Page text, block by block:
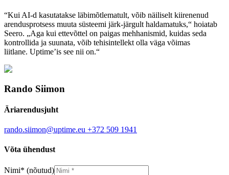
“Kui AI-d kasutatakse läbimõtlematult, võib näiliselt kiirenenud
arendusprotsess muuta süsteemi järk-järgult haldamatuks,“ hoiatab
Seero. „Aga kui ettevõttel on paigas mehhanismid, kuidas seda
kontrollida ja suunata, võib tehisintellekt olla väga võimas
liitlane. Uptime’is see nii on.“
Rando Siimon
Äriarendusjuht
rando.siimon@uptime.eu +372 509 1941
Võta ühendust
Nimi* (nõutud)